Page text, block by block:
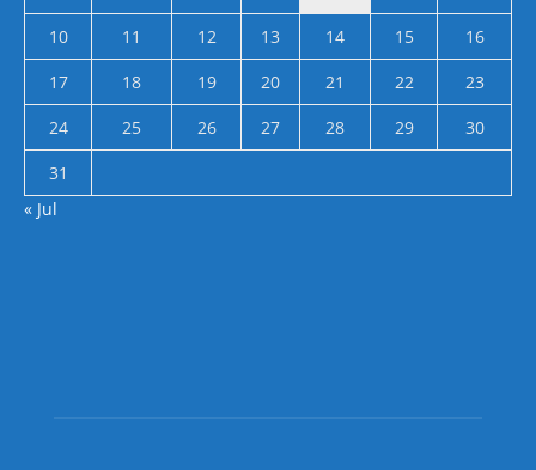
10
11 12 13 14 15
16
17
18 19 20 21 22
23
24
25 26 27 28 29
30
31
« Jul